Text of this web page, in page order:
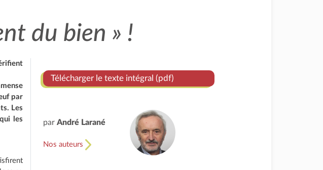
du bien » !
par
Les
les
Télécharger le texte intégral (pdf)
par André Larané
Nos auteurs